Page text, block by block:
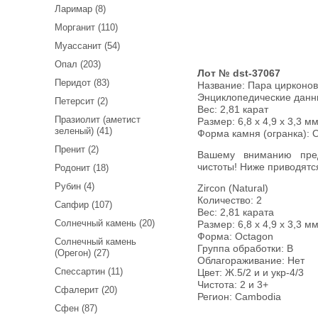
Ларимар (8)
Морганит (110)
Муассанит (54)
Опал (203)
Перидот (83)
Петерсит (2)
Празиолит (аметист
зеленый) (41)
Пренит (2)
Родонит (18)
Рубин (4)
Сапфир (107)
Солнечный камень (20)
Солнечный камень
(Орегон) (27)
Спессартин (11)
Сфалерит (20)
Сфен (87)
Лот № dst-37067
Название: Пара
Энциклопедические
Вес: 2,81 карат
Размер: 6,8 х 4,9 х 3,3
Форма камня (огранка):
Вашему вниманию предлагается пара цирконов высокой
чистоты! Ниже
Zircon (Natural)
Количество: 2
Вес: 2,81 карата
Размер: 6,8 х 4,9 х 3,3
Форма: Octagon
Группа обработки: В
Облагораживание: Нет
Цвет: Ж.5/2 и и укр-4/3
Чистота: 2 и 3+
Регион: Cambodia